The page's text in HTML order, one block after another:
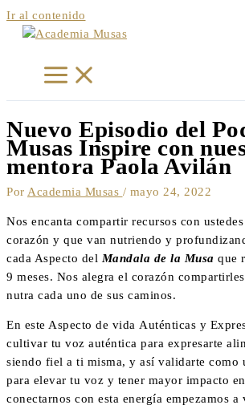
Ir al contenido
Nuevo Episodio del
Musas Inspire con
mentora Paola Avilán
Por Academia Musas / mayo 24, 2022
Nos encanta compartir recursos con
corazón y que van nutriendo y
cada Aspecto del Mandala de la Musa que
9 meses. Nos alegra el corazón
nutra cada uno de sus caminos.
En este Aspecto de vida Auténticas y
cultivar tu voz auténtica para expresarte
siendo fiel a ti misma, y así validarte como
para elevar tu voz y tener mayor impacto
conectarnos con esta energía empezamos